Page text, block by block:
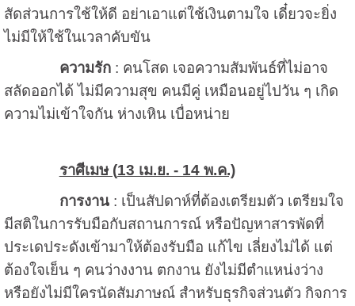
สัดส่วนการใช้ให้ดี อย่าเอาแต่ใช้เงินตามใจ เดี๋ยวจะยิ่ง
ไม่มีให้ใช้ในเวลาคับขัน
ความรัก: คนโสด เจอความสัมพันธ์ที่ไม่อาจ
สลัดออกได้ ไม่มีความสุข คนมีคู่ เหมือนอยู่ไปวัน ๆ เกิด
ความไม่เข้าใจกัน ห่างเหิน เบื่อหน่าย
ราศีเมษ (13 เม.ย. - 14 พ.ค.)
การงาน: เป็นสัปดาห์ที่ต้องเตรียมตัว เตรียมใจ
มีสติในการรับมือกับสถานการณ์ หรือปัญหาสารพัดที่
ประเดประดังเข้ามาให้ต้องรับมือ แก้ไข เลี่ยงไม่ได้ แต่
ต้องใจเย็น ๆ คนว่างงาน ตกงาน ยังไม่มีตำแหน่งว่าง
หรือยังไม่มีใครนัดสัมภาษณ์ สำหรับธุรกิจส่วนตัว กิจการ